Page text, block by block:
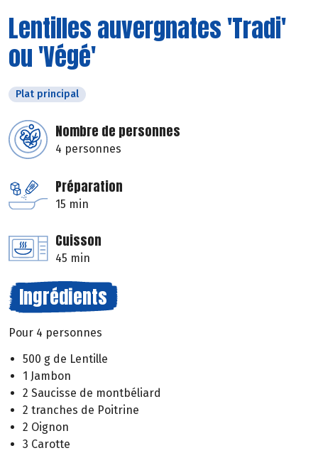
Lentilles auvergnates 'Tradi'
ou 'Végé'
Plat principal
Nombre de personnes
4 personnes
Préparation
15 min
Cuisson
45 min
Ingrédients
Pour 4 personnes
500 g de Lentille
1 Jambon
2 Saucisse de montbéliard
2 tranches de Poitrine
2 Oignon
3 Carotte